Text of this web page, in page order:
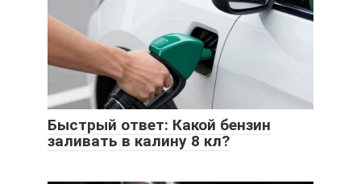
Быстрый ответ: Какой бензин
заливать в калину 8 кл?